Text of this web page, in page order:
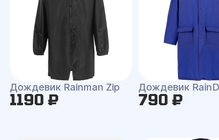
Дождевик Rainman Zip
1190 ₽
Дождевик
790 ₽